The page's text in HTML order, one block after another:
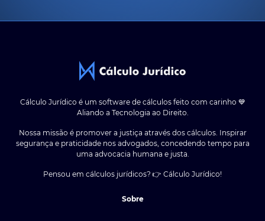
Cálculo Jurídico é um software de cálculos feito com carinho 💙
Aliando a Tecnologia ao Direito.
Nossa missão é promover a justiça através dos cálculos. Inspirar
segurança e praticidade nos advogados, concedendo tempo para
uma advocacia humana e justa.
Pensou em cálculos jurídicos? 👉 Cálculo Jurídico!
Sobre